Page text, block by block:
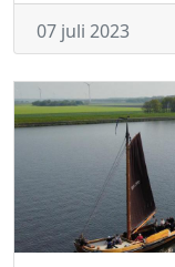
07 juli 2023